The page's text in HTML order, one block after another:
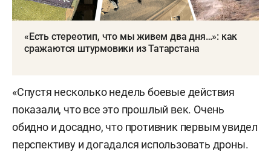
«Есть стереотип, что мы живем два дня…»: как
сражаются штурмовики из Татарстана
«Спустя несколько недель боевые действия
показали, что все это прошлый век. Очень
обидно и досадно, что противник первым увидел
перспективу и догадался использовать дроны.